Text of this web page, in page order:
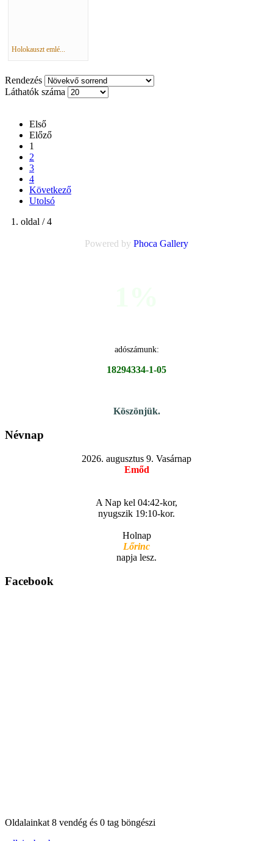
Holokauszt emlé...
Rendezés
Láthatók száma
Első
Előző
1
2
3
4
Következő
Utolsó
1. oldal / 4
Powered by Phoca Gallery
adószámunk:
18294334-1-05
Köszönjük.
Névnap
2026. augusztus 9. Vasárnap
Emőd
A Nap kel 04:42-kor,
nyugszik 19:10-kor.
Holnap
Lőrinc
napja lesz.
Facebook
Oldalainkat 8 vendég és 0 tag böngészi